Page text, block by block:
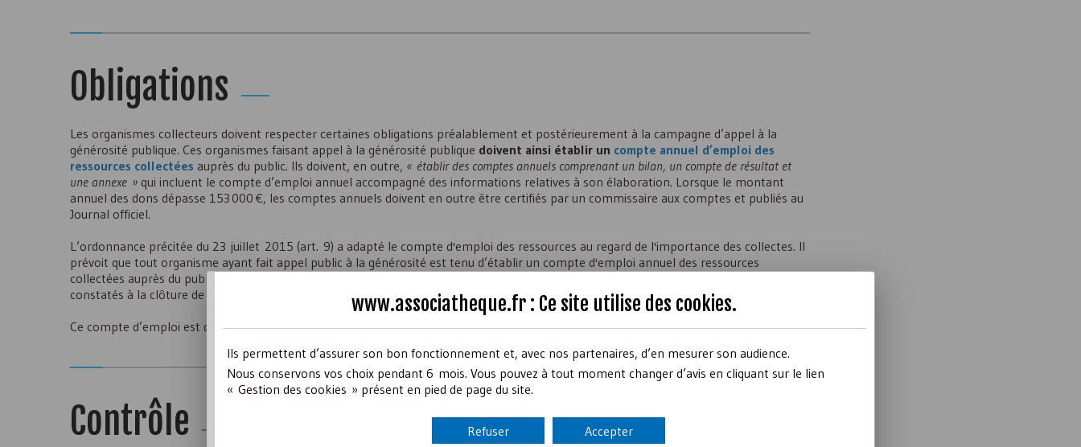
Obligations
Les organismes collecteurs doivent respecter certaines obligations préalablement et postérieurement à la campagne d’appel à la
générosité publique. Ces organismes faisant appel à la générosité publique doivent ainsi établir un compte annuel d’emploi des
ressources collectées auprès du public. Ils doivent, en outre, « établir des comptes annuels comprenant un bilan, un compte de résultat et
une annexe » qui incluent le compte d’emploi annuel accompagné des informations relatives à son élaboration. Lorsque le montant
annuel des dons dépasse 153 000 €, les comptes annuels doivent en outre être certifiés par un commissaire aux comptes et publiés au
Journal officiel.
L’ordonnance précitée du 23 juillet 2015 (art. 9) a adapté le compte d'emploi des ressources au regard de l'importance des collectes. Il
prévoit que tout organisme ayant fait appel public à la générosité est tenu d’établir un compte d'emploi annuel des ressources
collectées auprès du public, qui précise notamment l'affectation des dons par type de dépenses, lorsque le montant des dons,
constatés à la clôture de l'exercice, excède un seuil fixé par décret. Ce seuil est, là encore, fixé à 153 000 €.
Ce compte d’emploi est déposé au siège social de l’organisme et porté à la connaissance du public par tous moyens.
Contrôle
www.associatheque.fr : Ce site utilise des cookies.
Ils permettent d’assurer son bon fonctionnement et, avec nos partenaires, d’en mesurer son audience.
Nous conservons vos choix pendant 6 mois. Vous pouvez à tout moment changer d’avis en cliquant sur le lien
« Gestion des cookies » présent en pied de page du site.
Accepter
Refuser